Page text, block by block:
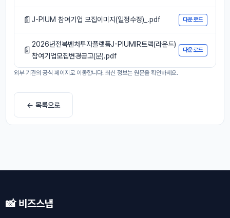
📄 J-PIUM 참여기업 모집이미지(일정수정)_.pdf 다운로드
📄
2026년전북벤처투자플랫폼J-PIUMIR트랙(라운드)
참여기업모집변경공고(문).pdf
다운로드
외부 기관의 공식 페이지로 이동합니다. 최신 정보는 원문을 확인하세요.
← 목록으로
📸 비즈스냅